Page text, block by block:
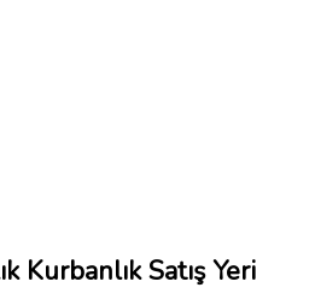
Kurbanlık Satış Yeri